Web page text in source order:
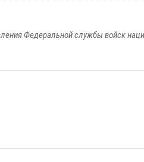
Федеральной службы войск